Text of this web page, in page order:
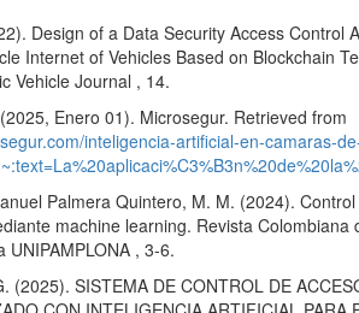
Design of a Data Security Access Control
Internet of Vehicles Based on Blockchain
Vehicle Journal , 14.
Enero 01). Microsegur. Retrieved from
inteligencia-artificial-en-camaras-
Palmera Quintero, M. M. (2024).
machine learning. Revista Colombiana
UNIPAMPLONA , 3-6.
(2025). SISTEMA DE CONTROL DE